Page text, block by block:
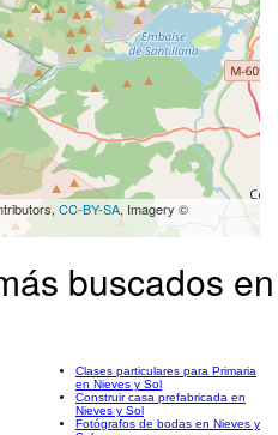
CC-BY-SA, Imagery ©
buscados en
Clases particulares para Primaria
en Nieves y Sol
Construir casa prefabricada en
Nieves y Sol
Fotógrafos de bodas en Nieves y